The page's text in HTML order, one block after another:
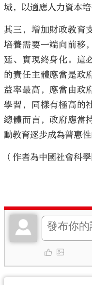
域，以適應人力資本
其三，增加財政教育
培養需要一端向前移
延、實現終身化。這
的責任主體應當是政
益率最高，應當由政
學習，同樣有極高的
總體而言，政府應當
動教育逐步成為普惠性
（作者為中國社會科